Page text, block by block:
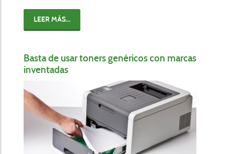
LEER MÁS...
Basta de usar toners genéricos con marcas
inventadas